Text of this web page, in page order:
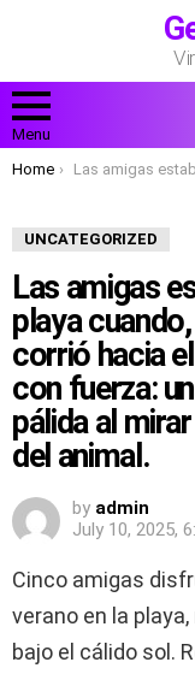
Menu
You are here:
Home Las amigas estaban relajándose en la playa cuando, de repente, un perro corrió hacia ellas y comenzó a ladrar con fuerza: una de las mujeres se puso pálida al mirar detenidamente el pelaje del animal.
UNCATEGORIZED
Las amigas
playa
corrió hacia
con fuerza:
pálida al
del animal.
by admin
July 10, 2025,
Cinco amigas
verano en la
bajo el cálido sol.